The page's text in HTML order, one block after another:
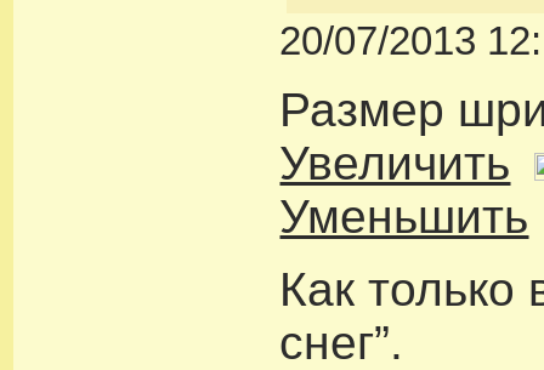
20/07/2013
Размер
Увеличить
Уменьшить
Как только
снег”.